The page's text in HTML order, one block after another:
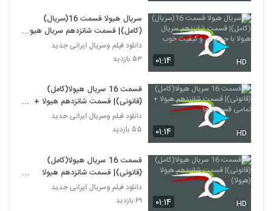
۰۱:۱۴ HD
سریال هیولا قسمت 16(سریال)
(کامل)| قسمت شانزدهم سریال هیولا
با حجم کم و کیفیت خوب
دانلود فیلم وسریال ایرانی جدید
۵۳ بازدید
۰۱:۱۴ HD
قسمت 16 سریال هیولا(کامل)
(قانونی)| قسمت شانزدهم هیولا +
تمامی قسمت ها
دانلود فیلم وسریال ایرانی جدید
۵۵ بازدید
۰۱:۱۴ HD
قسمت 16 سریال هیولا(کامل)
(قانونی)| قسمت شانزدهم هیولا
(هیولا)
دانلود فیلم وسریال ایرانی جدید
۶۹ بازدید